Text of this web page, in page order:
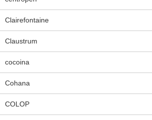
Clairefontaine
Claustrum
cocoina
Cohana
COLOP